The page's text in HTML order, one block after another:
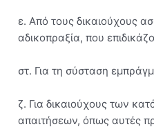
ε. Από τους δικαιούχους
αδικοπραξία, που
στ. Για τη σύσταση
ζ. Για δικαιούχους των
απαιτήσεων, όπως αυτές